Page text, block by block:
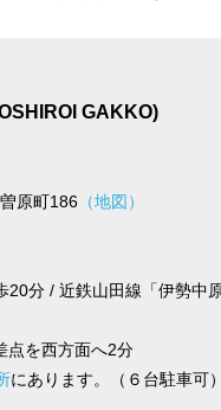
GAKKO)
原町186 （地図）
20分 / 近鉄山田線「伊勢中
を西方面へ2分
にあります。（６台駐車可